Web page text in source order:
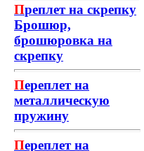
Преплет на скрепку
Брошюр,
брошюровка на
скрепку
Переплет на
металлическую
пружину
Переплет на